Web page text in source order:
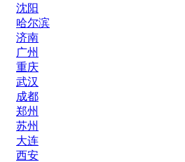
沈阳
哈尔滨
济南
广州
重庆
武汉
成都
郑州
苏州
大连
西安